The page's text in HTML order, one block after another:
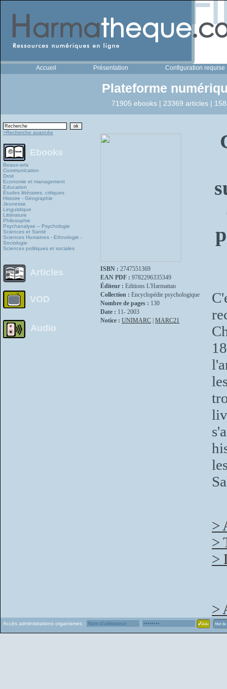
Accueil Présentation Configuration requise
Plateforme
71905 ebooks | 23369 articles |
>Recherche avancée
Ebooks
Beaux-arts
Communication
Droit
Economie et management
Education
Études littéraires, critiques
Histoire - Géographie
Jeunesse
Linguistique
Littérature
Philosophie
Psychanalyse – Psychologie
Sciences et Santé
Sciences Humaines - Ethnologie -
Sociologie
Sciences politiques et sociales
Articles
VOD
Audio
ISBN : 2747551369
EAN PDF : 9782296335349
Éditeur : Editions L'Harmattan
Collection : Encyclopédie psychologique
Nombre de pages : 130
Date : 11- 2003
Notice : UNIMARC MARC21
>
>
>
>
Accès administrations organismes :